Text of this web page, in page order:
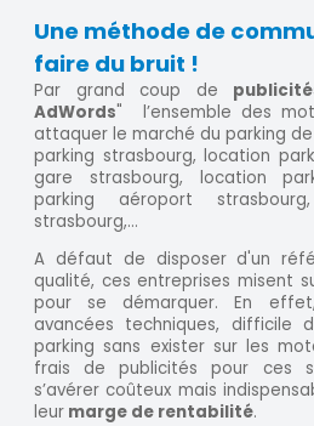
Une méthode de
faire du bruit !
Par grand coup de
AdWords" l’ensemble des
attaquer le marché du parking
parking strasbourg, location
gare strasbourg, location
parking aéroport
strasbourg,...
A défaut de disposer d'un
qualité, ces entreprises misent
pour se démarquer. En
avancées techniques, difficile
parking sans exister sur les
frais de publicités pour ces
s’avérer coûteux mais
leur marge de rentabilité.